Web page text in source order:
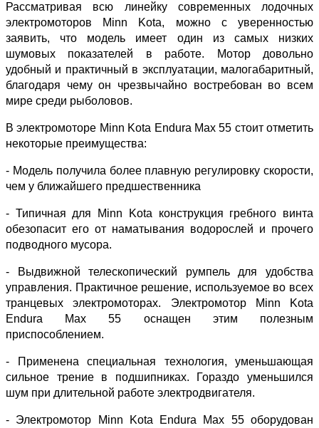
Рассматривая всю линейку современных лодочных
электромоторов Minn Kota, можно с уверенностью
заявить, что модель имеет один из самых низких
шумовых показателей в работе. Мотор довольно
удобный и практичный в эксплуатации, малогабаритный,
благодаря чему он чрезвычайно востребован во всем
мире среди рыболовов.
В электромоторе Minn Kota Endura Max 55 стоит отметить
некоторые преимущества:
- Модель получила более плавную регулировку скорости,
чем у ближайшего предшественника
- Типичная для Minn Kota конструкция гребного винта
обезопасит его от наматывания водорослей и прочего
подводного мусора.
- Выдвижной телескопический румпель для удобства
управления. Практичное решение, используемое во всех
транцевых электромоторах. Электромотор Minn Kota
Endura Max 55 оснащен этим полезным
приспособлением.
- Применена специальная технология, уменьшающая
сильное трение в подшипниках. Гораздо уменьшился
шум при длительной работе электродвигателя.
- Электромотор Minn Kota Endura Max 55 оборудован